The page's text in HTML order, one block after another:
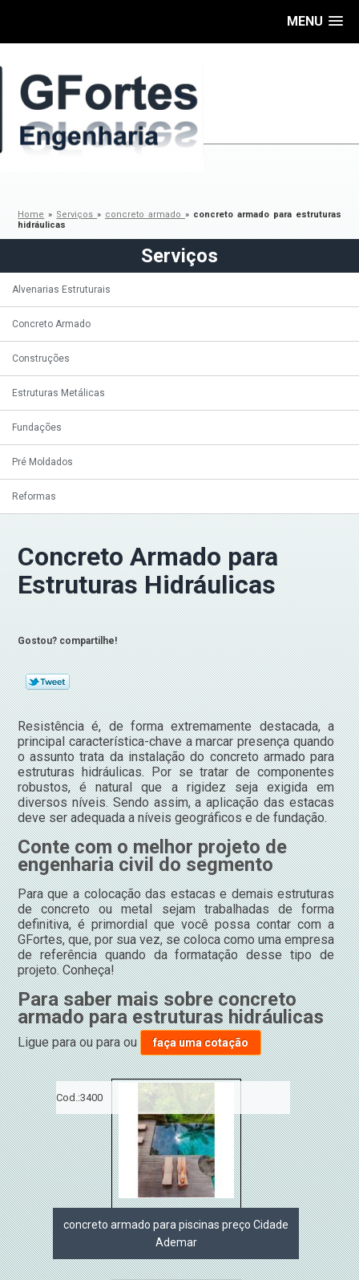
MENU
Home » Serviços» concreto armado » concreto armado para estruturas
hidráulicas
Serviços
Alvenarias Estruturais
Concreto Armado
Construções
Estruturas Metálicas
Fundações
Pré Moldados
Reformas
Concreto Armado para
Estruturas Hidráulicas
Gostou? compartilhe!
Resistência é, de forma extremamente destacada, a
principal característica-chave a marcar presença quando
o assunto trata da instalação do concreto armado para
estruturas hidráulicas. Por se tratar de componentes
robustos, é natural que a rigidez seja exigida em
diversos níveis. Sendo assim, a aplicação das estacas
deve ser adequada a níveis geográficos e de fundação.
Conte com o melhor projeto de
engenharia civil do segmento
Para que a colocação das estacas e demais estruturas
de concreto ou metal sejam trabalhadas de forma
definitiva, é primordial que você possa contar com a
GFortes, que, por sua vez, se coloca como uma empresa
de referência quando da formatação desse tipo de
projeto. Conheça!
Para saber mais sobre concreto
armado para estruturas hidráulicas
Ligue paraou paraou faça uma cotação
Cod.:3400
concreto armado para piscinas preço Cidade
Ademar